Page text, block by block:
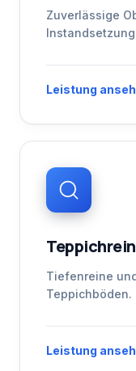
Zuverlässige
Leistung
Tiefenreine
Teppichböden.
Leistung